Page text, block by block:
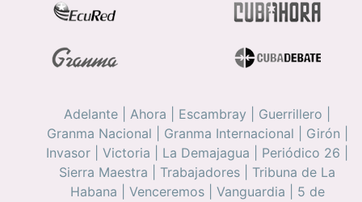
Adelante Ahora Escambray Guerrillero
Granma Nacional
Granma Internacional Girón
Invasor
Victoria La Demajagua Periódico 26
Sierra Maestra
Trabajadores
Tribuna de La
Habana
Venceremos| Vanguardia
5 de